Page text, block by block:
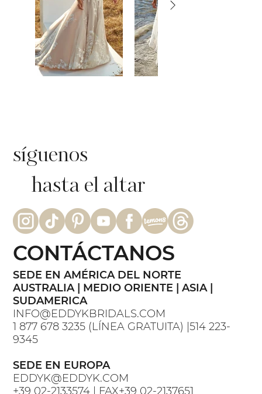
síguenos
hasta el altar
SEDE EN AMÉRICA DEL NORTE
AUSTRALIA | MEDIO ORIENTE | ASIA |
SUDAMERICA
INFO@EDDYKBRIDALS.COM
1 877 678 3235 (LÍNEA GRATUITA) |514 223-
9345
SEDE EN EUROPA
EDDYK@EDDYK.COM
+39 02-2133574 | FAX+39 02-2137651
CONTÁCTANOS